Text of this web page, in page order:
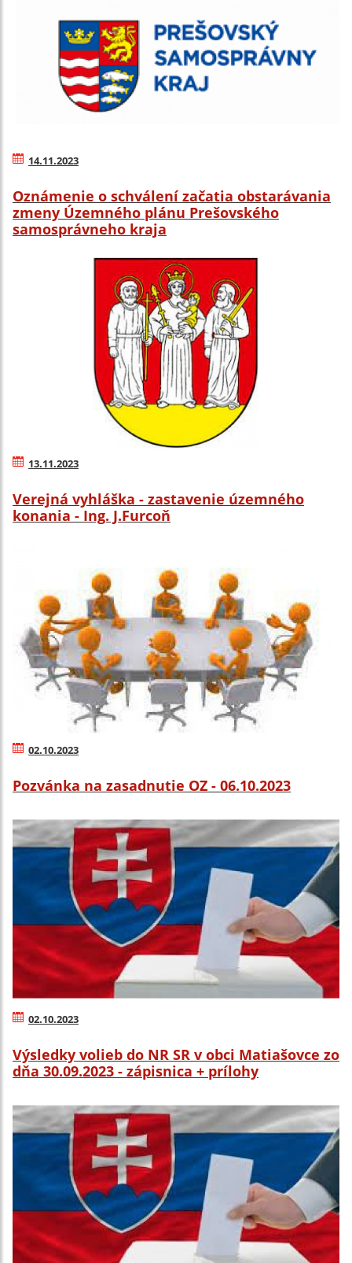
14.11.2023
Oznámenie o schválení začatia obstarávania
zmeny Územného plánu Prešovského
samosprávneho kraja
13.11.2023
Verejná vyhláška - zastavenie územného
konania - Ing. J.Furcoň
02.10.2023
Pozvánka na zasadnutie OZ - 06.10.2023
02.10.2023
Výsledky volieb do NR SR v obci Matiašovce zo
dňa 30.09.2023 - zápisnica + prílohy